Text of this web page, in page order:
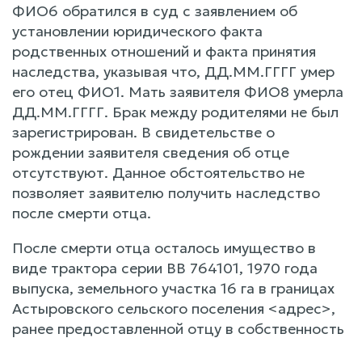
ФИО6 обратился в суд с заявлением об
установлении юридического факта
родственных отношений и факта принятия
наследства, указывая что, ДД.ММ.ГГГГ умер
его отец ФИО1. Мать заявителя ФИО8 умерла
ДД.ММ.ГГГГ. Брак между родителями не был
зарегистрирован. В свидетельстве о
рождении заявителя сведения об отце
отсутствуют. Данное обстоятельство не
позволяет заявителю получить наследство
после смерти отца.
После смерти отца осталось имущество в
виде трактора серии ВВ 764101, 1970 года
выпуска, земельного участка 16 га в границах
Астыровского сельского поселения <адрес>,
ранее предоставленной отцу в собственность